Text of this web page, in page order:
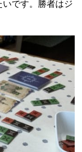
です。勝者はジ